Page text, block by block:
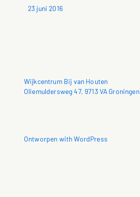
23 juni 2016
Wijkcentrum Bij van Houten
Oliemuldersweg 47, 9713 VA Groningen
Ontworpen with WordPress